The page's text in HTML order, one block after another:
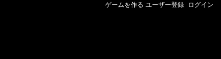
ゲームを作る ユーザー登録 ログイン